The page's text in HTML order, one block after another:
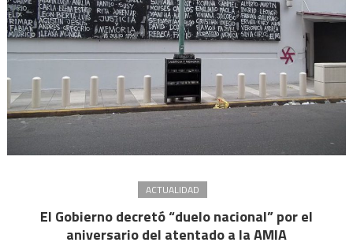
ACTUALIDAD
El Gobierno decretó “duelo nacional” por el
aniversario del atentado a la AMIA